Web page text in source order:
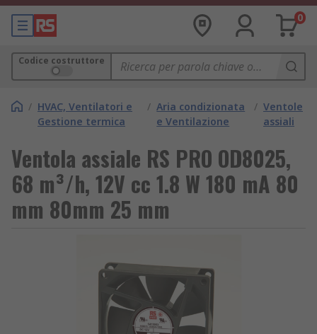
0
Codice costruttore
/ HVAC, Ventilatori e
Gestione termica
/ Aria condizionata
e Ventilazione
/ Ventole
assiali
Ventola assiale RS PRO OD8025,
68 m³/h, 12V cc 1.8 W 180 mA 80
mm 80mm 25 mm